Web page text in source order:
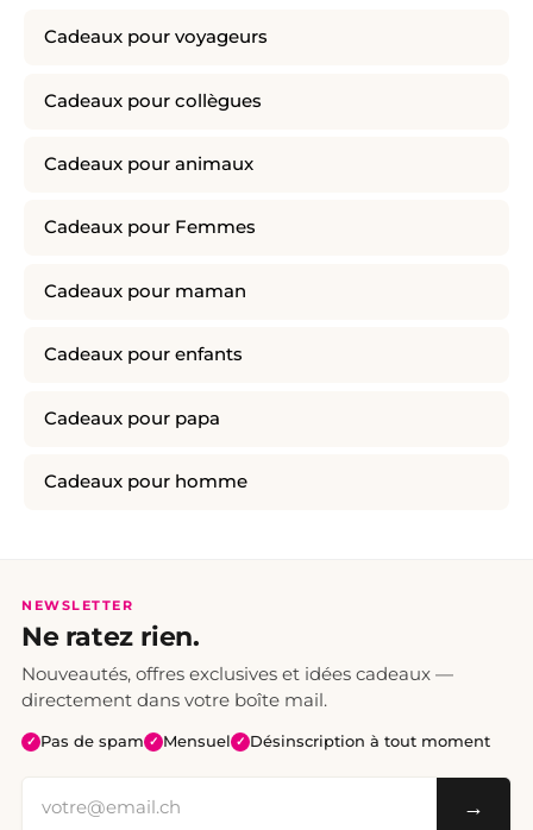
Cadeaux pour voyageurs
Cadeaux pour collègues
Cadeaux pour animaux
Cadeaux pour Femmes
Cadeaux pour maman
Cadeaux pour enfants
Cadeaux pour papa
Cadeaux pour homme
NEWSLETTER
Ne ratez rien.
Nouveautés, offres exclusives et idées cadeaux —
directement dans votre boîte mail.
✓ Pas de spam ✓ Mensuel ✓ Désinscription à tout moment
→